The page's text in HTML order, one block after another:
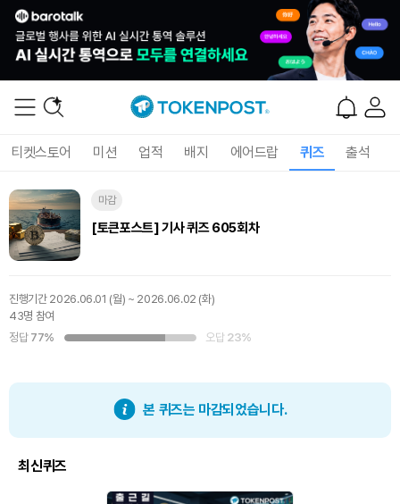
티켓스토어 미션 업적 배지 에어드랍 퀴즈 출석
마감
[토큰포스트] 기사 퀴즈 605회차
진행기간 2026.06.01 (월) ~ 2026.06.02 (화)
43명 참여
정답 77% 오답 23%
본 퀴즈는 마감되었습니다.
최신퀴즈